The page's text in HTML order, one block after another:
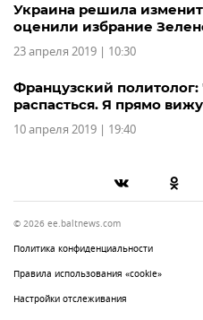
Украина решила
оценили избрание
23 апреля 2019 | 10:30
Французский
распасться. Я прямо
10 апреля 2019 | 19:40
© 2026 ee.baltnews.com
Политика конфиденциальности
Правила использования «cookie»
Настройки отслеживания